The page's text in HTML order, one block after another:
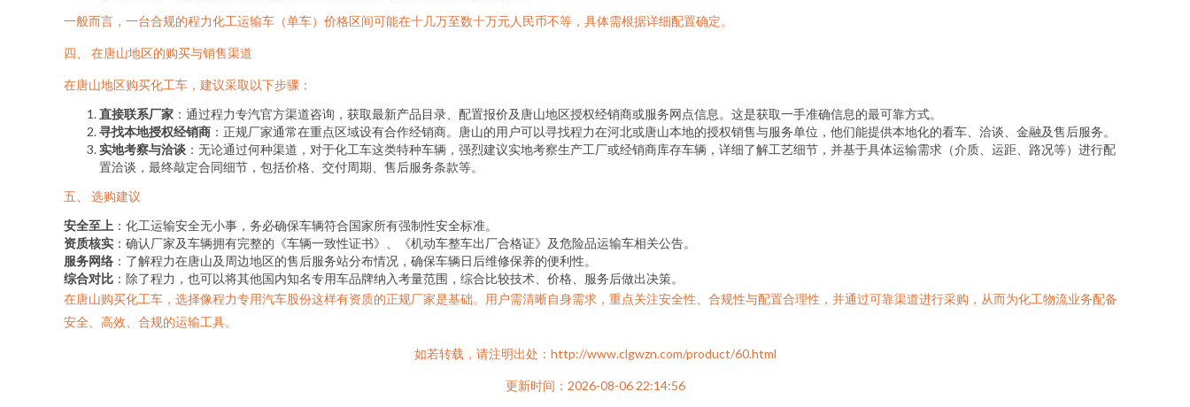
一般而言，一台合规的程力化工运输车（单车）价格区间可能在十几万至数十万元人民币不等，具体需根据详细配置确定。
四、 在唐山地区的购买与销售渠道
在唐山地区购买化工车，建议采取以下步骤：
直接联系厂家 ：通过程力专汽官方渠道咨询，获取最新产品目录、配置报价及唐山地区授权经销商或服务网点信息。这是获取一手准确信息的最可靠方式。
寻找本地授权经销商 ：正规厂家通常在重点区域设有合作经销商。唐山的用户可以寻找程力在河北或唐山本地的授权销售与服务单位，他们能提供本地化的看车、洽谈、金融及售后服务。
实地考察与洽谈 ：无论通过何种渠道，对于化工车这类特种车辆，强烈建议实地考察生产工厂或经销商库存车辆，详细了解工艺细节，并基于具体运输需求（介质、运距、路况等）进行配
置洽谈，最终敲定合同细节，包括价格、交付周期、售后服务条款等。
五、 选购建议
安全至上 ：化工运输安全无小事，务必确保车辆符合国家所有强制性安全标准。
资质核实 ：确认厂家及车辆拥有完整的《车辆一致性证书》、《机动车整车出厂合格证》及危险品运输车相关公告。
服务网络 ：了解程力在唐山及周边地区的售后服务站分布情况，确保车辆日后维修保养的便利性。
综合对比 ：除了程力，也可以将其他国内知名专用车品牌纳入考量范围，综合比较技术、价格、服务后做出决策。
在唐山购买化工车，选择像程力专用汽车股份这样有资质的正规厂家是基础。用户需清晰自身需求，重点关注安全性、合规性与配置合理性，并通过可靠渠道进行采购，从而为化工物流业务配备
安全、高效、合规的运输工具。
如若转载，请注明出处：http://www.clgwzn.com/product/60.html
更新时间：2026-08-06 22:14:56